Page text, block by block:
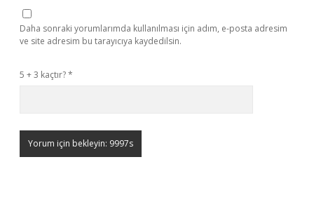
Daha sonraki yorumlarımda kullanılması için adım, e-posta adresim
ve site adresim bu tarayıcıya kaydedilsin.
5 + 3 kaçtır?*